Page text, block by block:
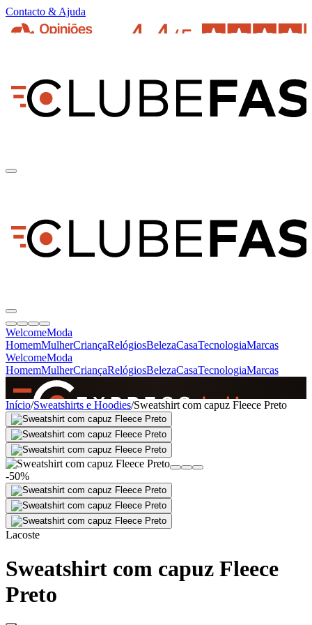
Contacto & Ajuda
WelcomeModa
HomemMulherCriançaRelógiosBelezaCasaTecnologiaMarcas
WelcomeModa
HomemMulherCriançaRelógiosBelezaCasaTecnologiaMarcas
SINCE 2005
+de 36.000 reviews
Início/Sweatshirts e Hoodies/Sweatshirt com capuz Fleece Preto
-50%
Lacoste
Sweatshirt com capuz Fleece
Preto